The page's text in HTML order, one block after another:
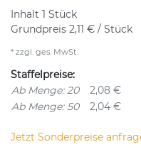
Inhalt 1 Stück
Grundpreis 2,11 € / Stück
* zzgl. ges. MwSt.
Staffelpreise:
Ab Menge: 20
2,08 €
Ab Menge: 50
2,04 €
Jetzt Sonderpreise